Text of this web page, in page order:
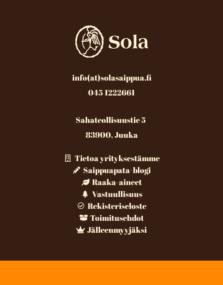
info(at)solasaippua.fi
045 1222661
Sahateollisuustie 5
83900, Juuka
Tietoa yrityksestämme
Saippuapata-blogi
Raaka-aineet
Vastuullisuus
Rekisteriseloste
Toimitusehdot
Jälleenmyyjäksi